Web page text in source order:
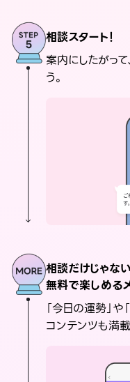
相談スタート！
案内にしたがっ
う。
相談だけじゃない
無料で楽しめる
「今日の運勢」
コンテンツも満載